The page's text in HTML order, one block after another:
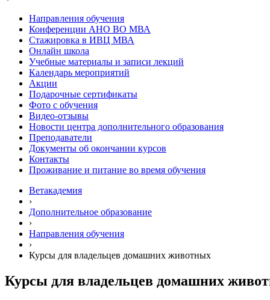
Направления обучения
Конференции АНО ВО МВА
Стажировка в ИВЦ МВА
Онлайн школа
Учебные материалы и записи лекций
Календарь мероприятий
Акции
Подарочные сертификаты
Фото с обучения
Видео-отзывы
Новости центра дополнительного образования
Преподаватели
Документы об окончании курсов
Контакты
Проживание и питание во время обучения
Ветакадемия
›
Дополнительное образование
›
Направления обучения
›
Курсы для владельцев домашних животных
Курсы для владельцев домашних